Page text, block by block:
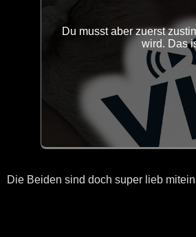
Du musst aber zuerst
wird. Das
Die Beiden sind doch super lieb